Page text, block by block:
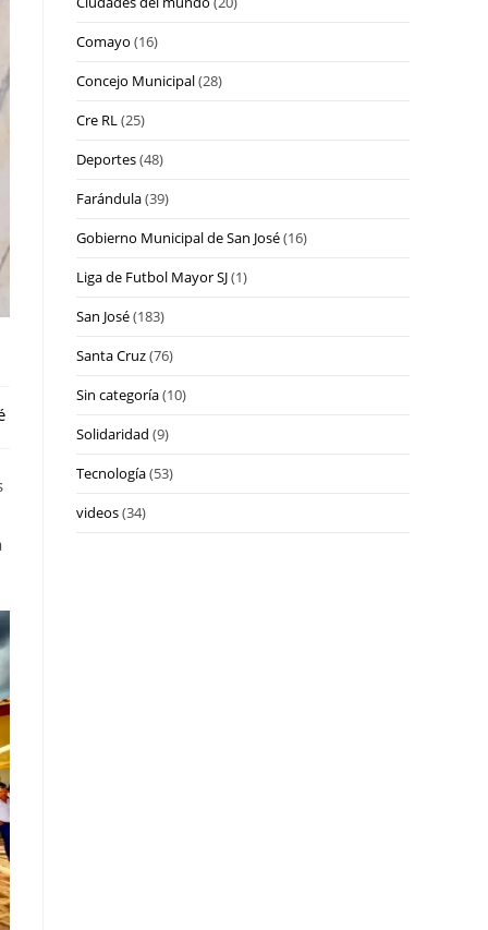
Comayo (16)
Concejo Municipal(28)
Cre RL(25)
Deportes(48)
Farándula(39)
Gobierno Municipal de San José(16)
Liga de Futbol Mayor SJ(1)
San José(183)
Santa Cruz(76)
Sin categoría(10)
Solidaridad (9)
Tecnología(53)
videos(34)